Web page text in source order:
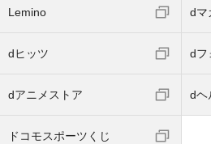
Lemino dマ
dヒッツ dフ
dアニメストア dヘ
ドコモスポーツくじ